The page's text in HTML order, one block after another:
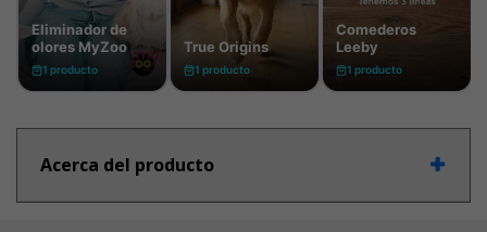
Acerca del producto